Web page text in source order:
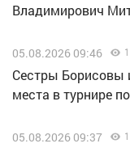
Владимирович
05.08.2026 09:46
Сестры Борисовы
места в турнире
05.08.2026 09:37